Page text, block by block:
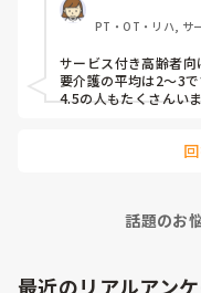
PT・OT・リハ, サ
サービス付き高齢者向
要介護の平均は2〜3で
4.5の人もたくさんい
話題のお
最近のリアルアン